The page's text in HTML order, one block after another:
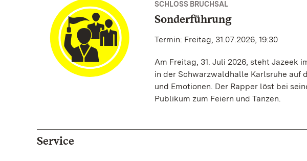
SCHLOSS BRUCHSAL
Sonderführung
Termin: Freitag, 31.07.2026, 19:30
Am Freitag, 31. Juli 2026, steht Jazeek
in der Schwarzwaldhalle Karlsruhe auf
und Emotionen. Der Rapper löst bei
Publikum zum Feiern und Tanzen.
Service